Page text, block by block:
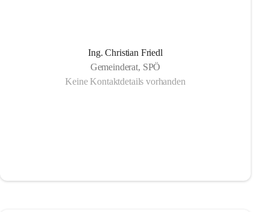
Ing. Christian Friedl
Gemeinderat, SPÖ
Keine Kontaktdetails vorhanden